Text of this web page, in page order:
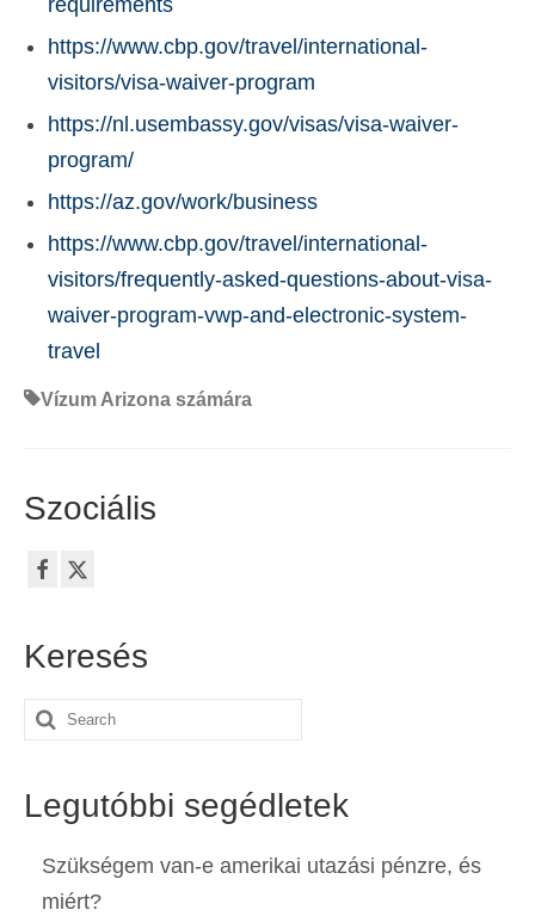
requirements
https://www.cbp.gov/travel/international-
visitors/visa-waiver-program
https://nl.usembassy.gov/visas/visa-waiver-
program/
https://az.gov/work/business
https://www.cbp.gov/travel/international-
visitors/frequently-asked-questions-about-visa-
waiver-program-vwp-and-electronic-system-
travel
Vízum Arizona számára
Szociális
Keresés
Search
Legutóbbi segédletek
Szükségem van-e amerikai utazási pénzre, és
miért?